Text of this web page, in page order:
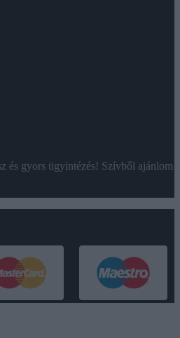
és gyors ügyintézés! Szívből ajánlom